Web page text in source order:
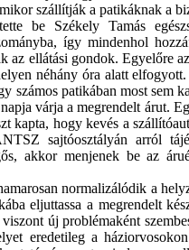
szállítják a patikáknak a
be Székely Tamás
így mindenhol
az ellátási gondok. Egyelőre
néhány óra alatt
számos patikában most
várja a megrendelt árut.
kapta, hogy kevés a
sajtóosztályán arról
akkor menjenek be az
normalizálódik a
eljuttassa a megrendelt
új problémaként
eredetileg a